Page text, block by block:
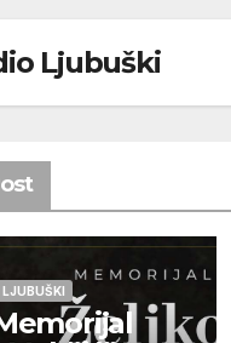
Ljubuški
LJUBUŠKI